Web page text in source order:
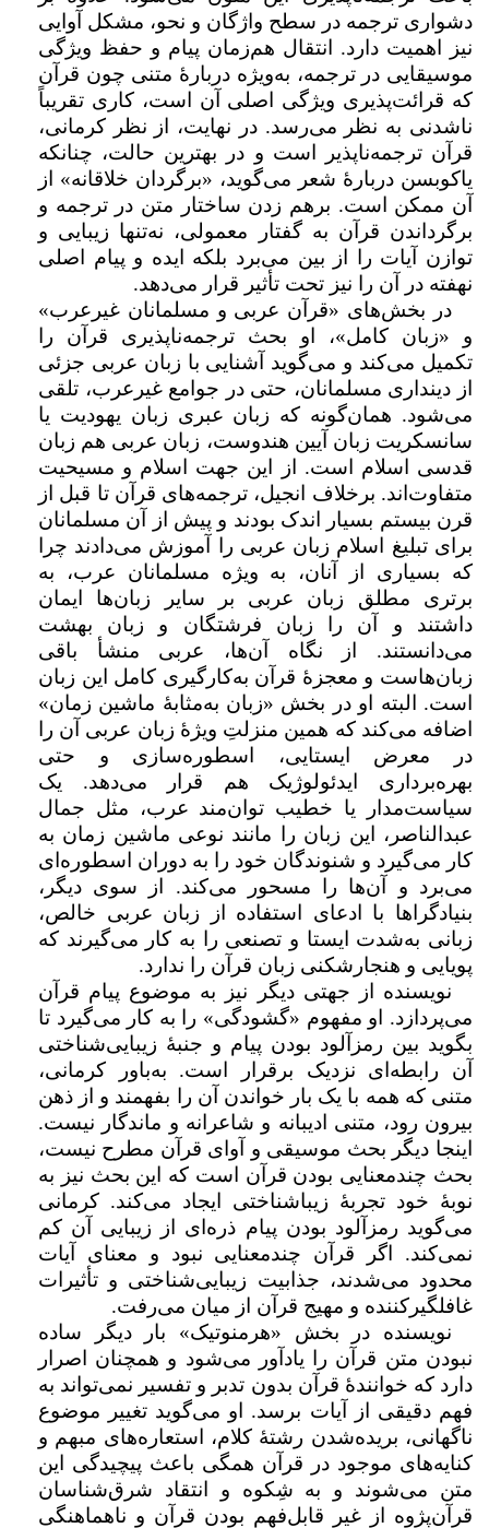
دشواری ترجمه در سطح واژگان و نحو، مشکل آوایی
نیز اهمیت دارد. انتقال هم‌زمان پیام و حفظ ویژگی
موسیقایی در ترجمه، به‌ویژه دربارهٔ متنی چون قرآن
که قرائت‌پذیری ویژگی اصلی آن است،‌ کاری تقریباً
ناشدنی به نظر می‌رسد. در نهایت، از نظر کرمانی،
قرآن ترجمه‌ناپذیر است و در بهترین حالت، چنانکه
یاکوبسن دربارۀ شعر می‌گوید، «برگردان خلاقانه» از
آن ممکن است. برهم زدن ساختار متن در ترجمه و
برگرداندن قرآن به گفتار معمولی، نه‌تنها زیبایی و
توازن آیات را از بین می‌برد بلکه ایده و پیام اصلی
نهفته در آن را نیز تحت تأثیر قرار می‌دهد.
در بخش‌های «قرآن عربی و مسلمانان غیرعرب»
و «زبان کامل»، او بحث ترجمه‌ناپذیری قرآن را
تکمیل می‌کند و می‌گوید آشنایی با زبان عربی جزئی
از دینداری مسلمانان، حتی در جوامع غیرعرب، تلقی
می‌شود. همان‌گونه که زبان عبری زبان یهودیت یا
سانسکریت زبان آیین هندوست، زبان عربی هم زبان
قدسی اسلام است. از این جهت اسلام و مسیحیت
متفاوت‌اند. برخلاف انجیل، ترجمه‌های قرآن تا قبل از
قرن بیستم بسیار اندک‌ بودند و پیش از آن مسلمانان
برای تبلیغ اسلام زبان عربی را آموزش می‌دادند چرا
که بسیاری از آنان،‌ به ویژه مسلمانان عرب، به
برتری مطلق زبان عربی بر سایر زبان‌ها ایمان
داشتند و آن را زبان فرشتگان و زبان بهشت
می‌دانستند. از نگاه آن‌ها، عربی منشأ باقی
زبان‌هاست و معجزهٔ قرآن به‌کارگیری کامل این زبان
است. البته او در بخش «زبان به‌مثابۀ ماشین زمان»
اضافه می‌کند که همین منزلتِ ویژهٔ زبان عربی آن را
در معرض ایستایی، اسطوره‌سازی و حتی
بهره‌برداری ایدئولوژیک هم قرار می‌دهد. یک
سیاست‌مدار یا خطیب توان‌مند عرب، مثل جمال
عبدالناصر، این زبان را مانند نوعی ماشین زمان به
کار می‌گیرد و شنوندگان خود را به دوران اسطوره‌ای
می‌برد و آن‌ها را مسحور می‌کند. از سوی دیگر،
بنیادگراها با ادعای استفاده از زبان عربی خالص،
زبانی به‌شدت ایستا و تصنعی را به کار می‌گیرند که
پویایی و هنجارشکنی زبان قرآن را ندارد.
نویسنده از جهتی دیگر نیز به موضوع پیام قرآن
می‌پردازد. او مفهوم «گشودگی» را به کار می‌گیرد تا
بگوید بین رمزآلود بودن پیام و جنبۀ زیبایی‌شناختی
آن رابطه‌ای نزدیک برقرار است. به‌باور کرمانی،
متنی که همه با یک بار خواندن آن را بفهمند و از ذهن
بیرون رود، متنی ادیبانه و شاعرانه و ماندگار نیست.
اینجا دیگر بحث موسیقی و آوای قرآن مطرح نیست،
بحث چندمعنایی بودن قرآن است که این بحث نیز به
نوبۀ خود تجربۀ زیباشناختی ایجاد می‌کند. کرمانی
می‌گوید رمزآلود بودن پیام ذره‌ای از زیبایی آن کم
نمی‌کند. اگر قرآن چندمعنایی نبود و معنای آیات
محدود می‌شدند، جذابیت زیبایی‌شناختی و تأثیرات
غافلگیرکننده و مهیج قرآن از میان می‌رفت.
نویسنده در بخش «هرمنوتیک» بار دیگر ساده
نبودن متن قرآن را یادآور می‌شود و همچنان اصرار
دارد که خوانندۀ قرآن بدون تدبر و تفسیر نمی‌تواند به
فهم دقیقی از آیات برسد. او می‌گوید تغییر موضوع
ناگهانی، بریده‌شدن رشتۀ کلام، استعاره‌های مبهم و
کنایه‌های موجود در قرآن همگی باعث پیچیدگی این
متن می‌شوند و به شِکوه و انتقاد شرق‌شناسان
قرآن‌پژوه از غیر قابل‌فهم بودن قرآن و ناهماهنگی